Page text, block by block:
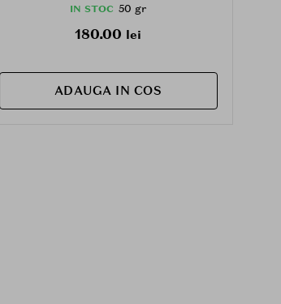
IN STOC 50 gr
180.00 lei
ADAUGA IN COS